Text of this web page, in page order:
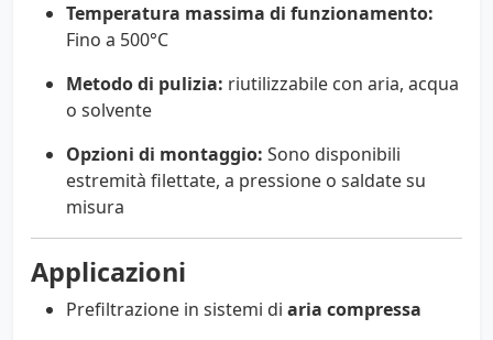
Temperatura massima di funzionamento:
Fino a 500°C
Metodo di pulizia: riutilizzabile con aria, acqua
o solvente
Opzioni di montaggio: Sono disponibili
estremità filettate, a pressione o saldate su
misura
Applicazioni
Prefiltrazione in sistemi di aria compressa